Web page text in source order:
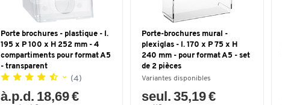
Porte brochures - plastique - l.
195 x P 100 x H 252 mm - 4
compartiments pour format A5
- transparent
(4)
à.p.d. 18,69 €
Porte-brochures mural -
plexiglas - l. 170 x P 75 x H
240 mm - pour format A5 - set
de 2 pièces
Variantes disponibles
seul. 35,19 €